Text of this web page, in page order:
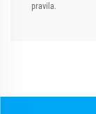
pravila.